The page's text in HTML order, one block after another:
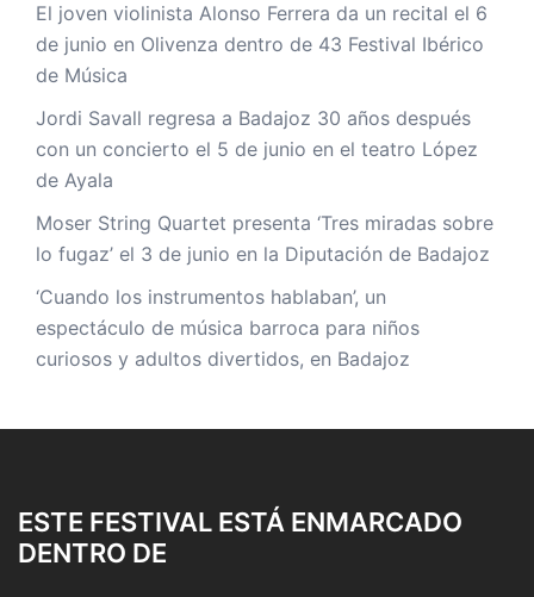
El joven violinista Alonso Ferrera da un recital el 6
de junio en Olivenza dentro de 43 Festival Ibérico
de Música
Jordi Savall regresa a Badajoz 30 años después
con un concierto el 5 de junio en el teatro López
de Ayala
Moser String Quartet presenta ‘Tres miradas sobre
lo fugaz’ el 3 de junio en la Diputación de Badajoz
‘Cuando los instrumentos hablaban’, un
espectáculo de música barroca para niños
curiosos y adultos divertidos, en Badajoz
ESTE FESTIVAL ESTÁ ENMARCADO
DENTRO DE